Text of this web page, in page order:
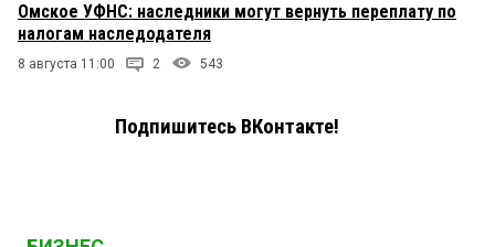
Омское УФНС: наследники могут вернуть переплату по
налогам наследодателя
8 августа 11:00 2 543
Подпишитесь ВКонтакте!